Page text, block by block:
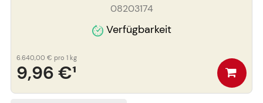
08203174
Verfügbarkeit
9,96 €¹
6.640,00 € pro 1 kg